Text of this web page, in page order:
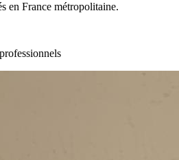
en France métropolitaine.